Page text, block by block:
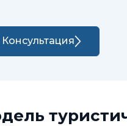
Консультация